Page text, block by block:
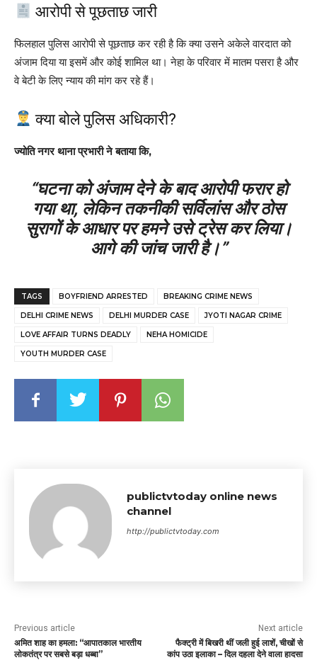
आरोपी से पूछताछ जारी
फिलहाल पुलिस आरोपी से पूछताछ कर रही है कि क्या उसने अकेले वारदात को
अंजाम दिया या इसमें और कोई शामिल था। नेहा के परिवार में मातम पसरा है और
वे बेटी के लिए न्याय की मांग कर रहे हैं।
क्या बोले पुलिस अधिकारी?
ज्योति नगर थाना प्रभारी ने बताया कि,
“घटना को अंजाम देने के बाद आरोपी फरार हो
गया था, लेकिन तकनीकी सर्विलांस और ठोस
सुरागों के आधार पर हमने उसे ट्रेस कर लिया।
आगे की जांच जारी है।”
TAGS BOYFRIEND ARRESTED BREAKING CRIME NEWS
DELHI CRIME NEWS DELHI MURDER CASE JYOTI NAGAR CRIME
LOVE AFFAIR TURNS DEADLY NEHA HOMICIDE
YOUTH MURDER CASE
publictvtoday online news
channel
http://publictvtoday.com
Previous article
अमित शाह का हमला: “आपातकाल भारतीय
लोकतंत्र पर सबसे बड़ा धब्बा”
Next article
फैक्ट्री में बिखरी थीं जली हुई लाशें, चीखों से
कांप उठा इलाका – दिल दहला देने वाला हादसा